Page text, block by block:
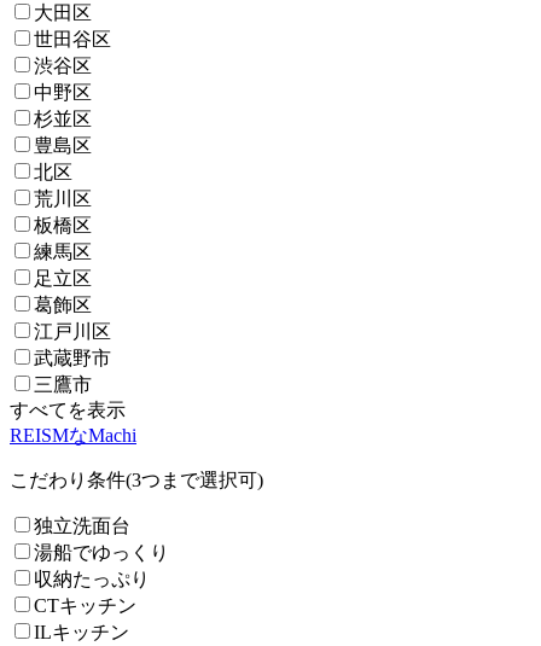
大田区
世田谷区
渋谷区
中野区
杉並区
豊島区
北区
荒川区
板橋区
練馬区
足立区
葛飾区
江戸川区
武蔵野市
三鷹市
すべてを表示
REISMなMachi
こだわり条件(3つまで選択可)
独立洗面台
湯船でゆっくり
収納たっぷり
CTキッチン
ILキッチン